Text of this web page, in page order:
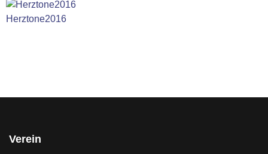
Herztone2016
Verein